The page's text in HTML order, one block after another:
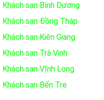
Khách sạn Bình Dương
Khách sạn Đồng Tháp
Khách sạn Kiên Giang
Khách sạn Trà Vinh
Khách sạn Vĩnh Long
Khách sạn Bến Tre